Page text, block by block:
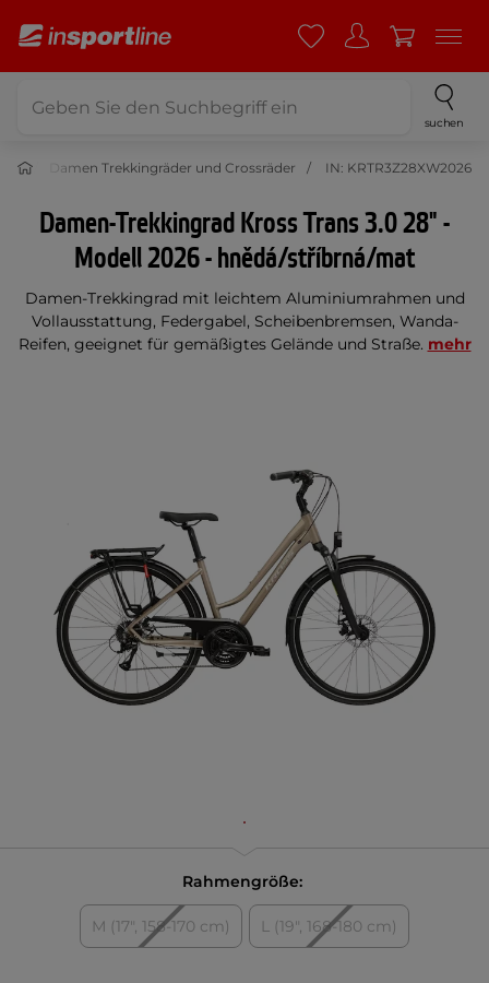
suchen
Damen Trekkingräder und Crossräder IN: KRTR3Z28XW2026
Damen-Trekkingrad Kross Trans 3.0 28" -
Modell 2026 - hnědá/stříbrná/mat
Damen-Trekkingrad mit leichtem Aluminiumrahmen und
Vollausstattung, Federgabel, Scheibenbremsen, Wanda-
Reifen, geeignet für gemäßigtes Gelände und Straße. mehr
Rahmengröße:
M (17", 158-170 cm) L (19", 168-180 cm)